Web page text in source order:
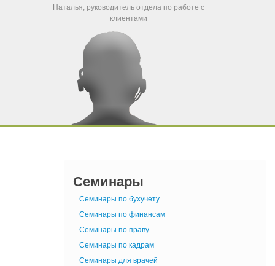
Наталья, руководитель отдела по работе с
клиентами
Семинары
Семинары по бухучету
Семинары по финансам
Семинары по праву
Семинары по кадрам
Семинары для врачей